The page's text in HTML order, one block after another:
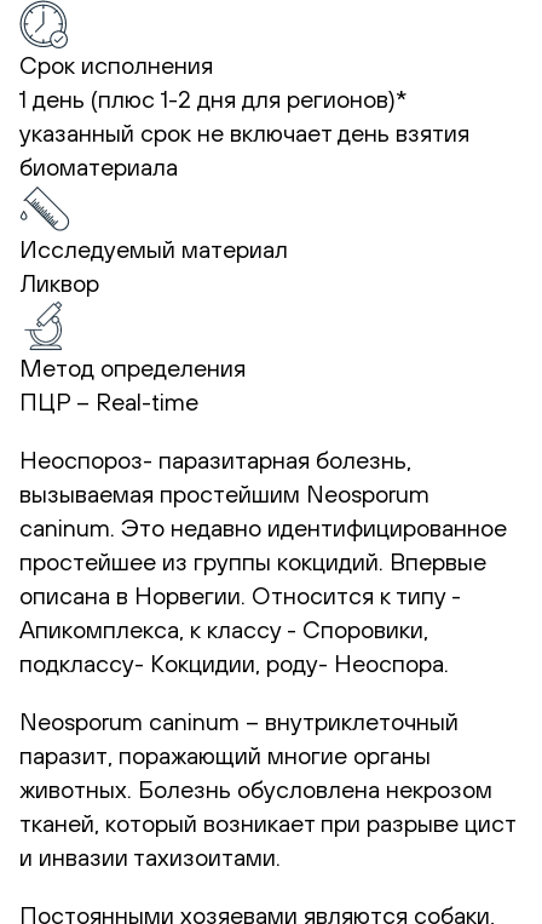
Срок исполнения
1 день (плюс 1-2 дня для регионов)*
указанный срок не включает день взятия
биоматериала
Исследуемый материал
Ликвор
Метод определения
ПЦР – Real-time
Неоспороз- паразитарная болезнь,
вызываемая простейшим Neosporum
caninum. Это недавно идентифицированное
простейшее из группы кокцидий. Впервые
описана в Норвегии. Относится к типу -
Апикомплекса, к классу - Споровики,
подклассу- Кокцидии, роду- Неоспора.
Neosporum caninum – внутриклеточный
паразит, поражающий многие органы
животных. Болезнь обусловлена некрозом
тканей, который возникает при разрыве цист
и инвазии тахизоитами.
Постоянными хозяевами являются собаки,